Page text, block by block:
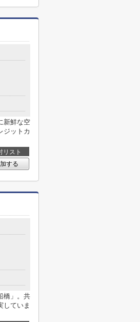
新鮮な空
ジットカ
リスト
する
橋」。共
していま